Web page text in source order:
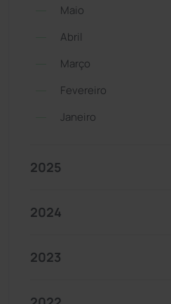
Maio
Abril
Março
Fevereiro
Janeiro
2025
2024
2023